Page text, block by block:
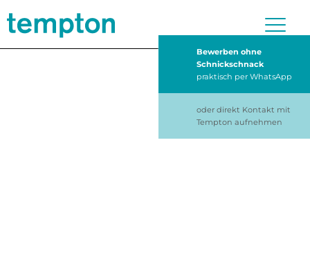
Bewerben ohne
Schnickschnack
praktisch per WhatsApp
oder direkt Kontakt mit
Tempton aufnehmen